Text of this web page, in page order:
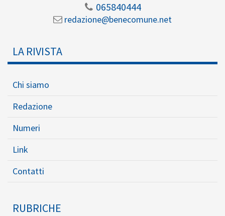
065840444
redazione@benecomune.net
LA RIVISTA
Chi siamo
Redazione
Numeri
Link
Contatti
RUBRICHE